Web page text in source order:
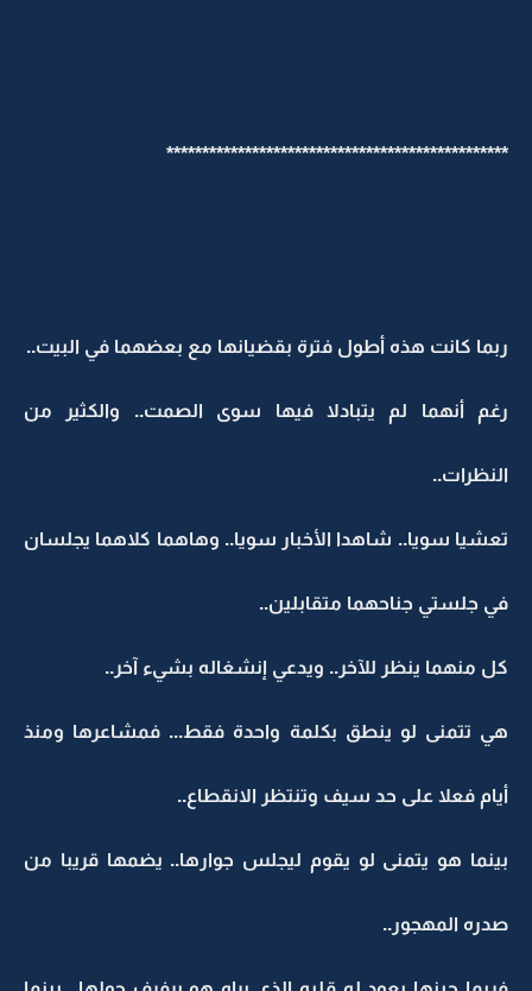
************************************************
ربما كانت هذه أطول فترة بقضيانها مع بعضهما في البيت..
رغم أنهما لم يتبادلا فيها سوى الصمت.. والكثير من
النظرات..
تعشيا سويا.. شاهدا الأخبار سويا.. وهاهما كلاهما يجلسان
في جلستي جناحهما متقابلين..
كل منهما ينظر للآخر.. ويدعي إنشغاله بشيء آخر..
هي تتمنى لو ينطق بكلمة واحدة فقط... فمشاعرها ومنذ
أيام فعلا على حد سيف وتنتظر الانقطاع..
بينما هو يتمنى لو يقوم ليجلس جوارها.. يضمها قريبا من
صدره المهجور..